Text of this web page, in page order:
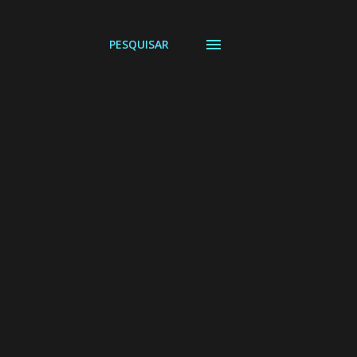
PESQUISAR